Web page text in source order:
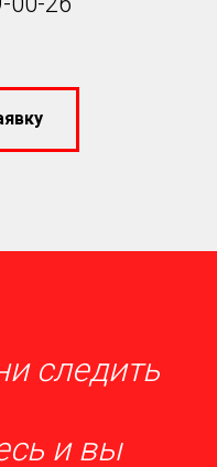
следить
и вы